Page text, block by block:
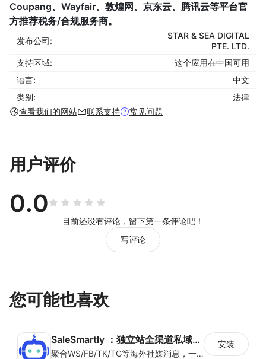
Coupang、Wayfair、敦煌网、京东云、腾讯云等平台官
方推荐税务/合规服务商。
发布公司:
STAR & SEA DIGITAL
PTE. LTD.
支持区域:
这个应用在中国可用
语言:
中文
类别:
法律
查看我们的网站
联系支持 常见问题
用户评价
0.0
目前还没有评论，留下第一条评论吧！
写评论
您可能也喜欢
SaleSmartly ：独立站全渠道私域神器
聚合WS/FB/TK/TG等海外社媒消息，一站式集中管理，集成客户管理（SCRM）、多语言实时翻译及智能群发功能，助力独立站卖家高效协同跨境沟通。
安装